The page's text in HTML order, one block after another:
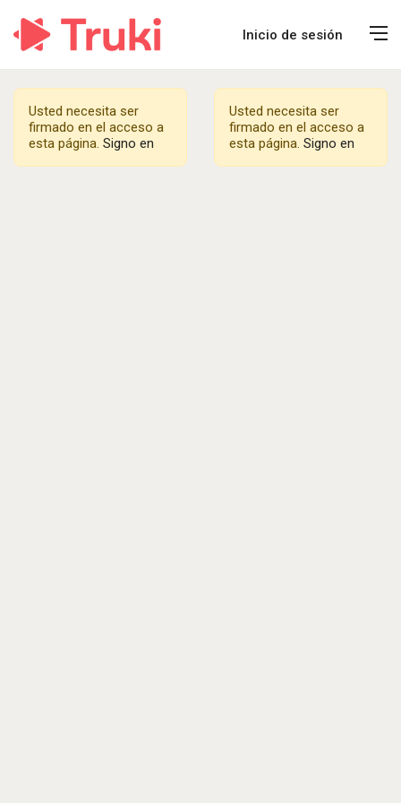
Inicio de sesión
Usted necesita ser
firmado en el acceso a
esta página. Signo en
Usted necesita ser
firmado en el acceso a
esta página. Signo en